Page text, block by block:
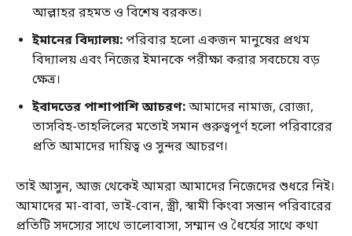
আল্লাহর রহমত ও বিশেষ বরকত।
ইমানের বিদ্যালয়:পরিবার হলো একজন মানুষের প্রথম
বিদ্যালয় এবং নিজের ইমানকে পরীক্ষা করার সবচেয়ে বড়
ক্ষেত্র।
ইবাদতের পাশাপাশি আচরণ:আমাদের নামাজ, রোজা,
তাসবিহ-তাহলিলের মতোই সমান গুরুত্বপূর্ণ হলো পরিবারের
প্রতি আমাদের দায়িত্ব ও সুন্দর আচরণ।
তাই আসুন, আজ থেকেই আমরা আমাদের নিজেদের শুধরে নিই।
আমাদের মা-বাবা, ভাই-বোন, স্ত্রী, স্বামী কিংবা সন্তান পরিবারের
প্রতিটি সদস্যের সাথে ভালোবাসা, সম্মান ও ধৈর্যের সাথে কথা